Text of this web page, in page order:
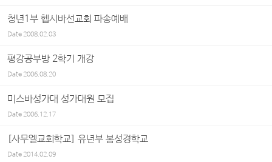
청년1부 헵시바선교회 파송예배
Date2008.02.03
평강공부방 2학기 개강
Date2006.08.20
미스바성가대 성가대원 모집
Date2006.12.17
[사무엘교회학교] 유년부 봄성경학교
Date2014.02.09